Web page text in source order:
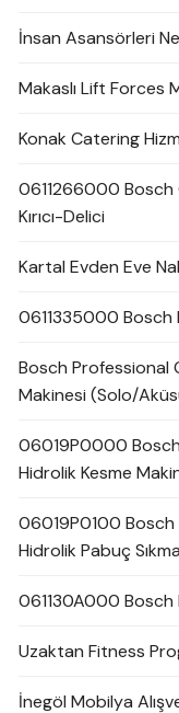
İnsan Asansörleri
Makaslı Lift Forces
Konak Catering
0611266000 Bosch
Kırıcı-Delici
Kartal Evden Eve
0611335000 Bosch
Bosch Professional
Makinesi (Solo/
06019P0000
Hidrolik Kesme
06019P0100 Bosch
Hidrolik Pabuç
061130A000 Bosch
Uzaktan Fitness
İnegöl Mobilya